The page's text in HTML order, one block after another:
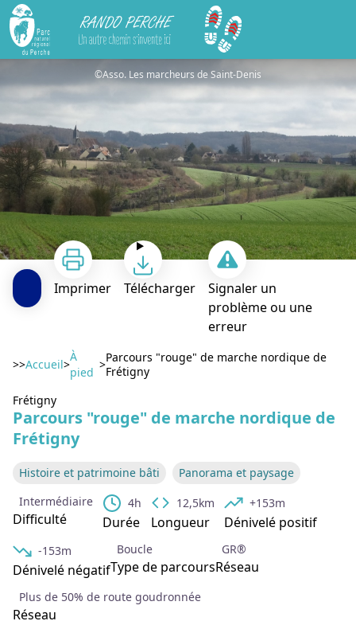
Rando Perche
Parcours "rouge" de marche nordique de Frétigny
©Asso. Les marcheurs de Saint-Denis
Voir l'image en plein écran
Imprimer Télécharger
Signaler un
problème ou une
erreur
>>Accueil>
À
pied
>Parcours "rouge" de marche nordique de
Frétigny
Frétigny
Parcours "rouge" de marche nordique de
Frétigny
Histoire et patrimoine bâti
Panorama et paysage
Intermédiaire
Difficulté
4h
Durée
12,5km
Longueur
+153m
Dénivelé positif
-153m
Dénivelé négatif
Boucle
Type de parcours
GR®
Réseau
Plus de 50% de route goudronnée
Réseau